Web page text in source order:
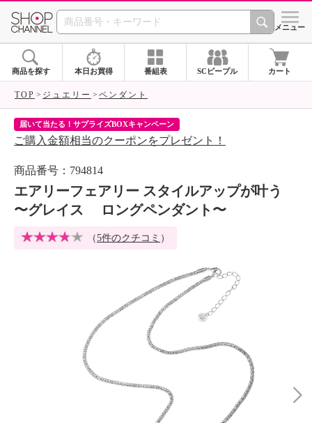
SHOP CHANNEL シメニュー
商品を探す 本日お買得 番組表 SCピープル カート
TOP ジュエリー ペンダント
届いて当たる！サプライズBOXキャンペーン
ご購入金額相当のクーポンをプレゼント！
商品番号：794814
エアリーフェアリー スタイルアップが叶う
〜グレイス ロングペンダント〜
（5件のクチコミ ）